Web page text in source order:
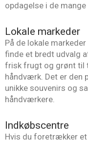
opdagelse i de
Lokale markeder
På de lokale
finde et bredt udvalg
frisk frugt og grønt til
håndværk. Det er den
unikke souvenirs og
håndværkere.
Indkøbscentre
Hvis du foretrækker